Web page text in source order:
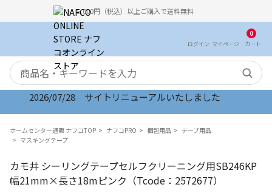
5,000円（税込）以上ご購入で送料無料
ログイン マイ ページ
0
カート
検索キーワード
2026/07/28 サイトリニューアルいたしました
ホームセンター通販 ナフコTOP ナフコPRO 梱包用品
テープ用品
マスキングテープ
カモ井 シーリングテープセルフクリーニング用SB246KP
幅21mm×長さ18mピンク（Tcode：2572677）